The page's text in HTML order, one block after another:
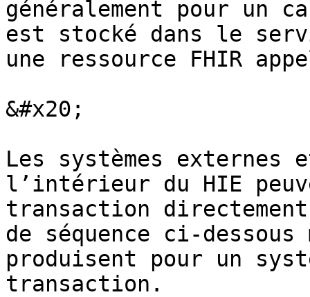
généralement pour un
est stocké dans le
une ressource FHIR
&#x20;
Les systèmes externes
l’intérieur du HIE
transaction
de séquence ci-
produisent pour un
transaction.